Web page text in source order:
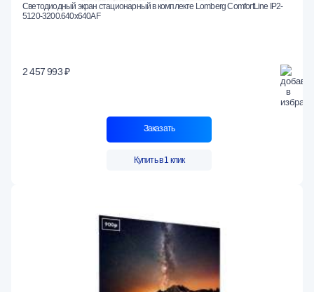
Светодиодный экран стационарный в комплекте Lomberg ComfortLine IP2-
5120-3200.640x640AF
2 457 993 ₽
Заказать
Купить в 1 клик